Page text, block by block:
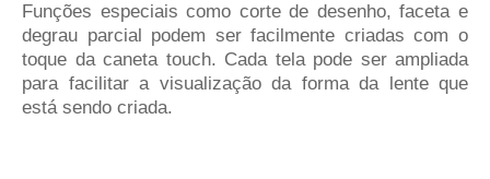
Funções especiais como corte de desenho, faceta e
degrau parcial podem ser facilmente criadas com o
toque da caneta touch. Cada tela pode ser ampliada
para facilitar a visualização da forma da lente que
está sendo criada.